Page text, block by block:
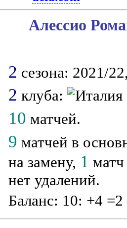
Алессио
2 сезона: 2021/
2 клуба:
10 матчей.
9 матчей в
на замену, 1
нет удалений.
Баланс: 10: +4 =2